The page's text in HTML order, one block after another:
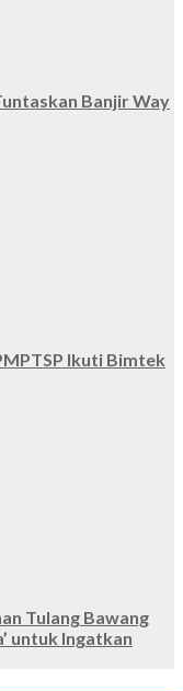
Banjir Way
Ikuti Bimtek
Tulang Bawang
untuk Ingatkan